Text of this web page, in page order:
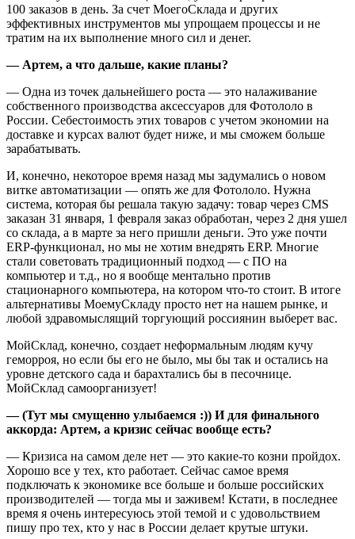
100 заказов в день. За счет МоегоСклада и других
эффективных инструментов мы упрощаем процессы и не
тратим на их выполнение много сил и денег.
— Артем, а что дальше, какие планы?
— Одна из точек дальнейшего роста — это налаживание
собственного производства аксессуаров для Фотололо в
России. Себестоимость этих товаров с учетом экономии на
доставке и курсах валют будет ниже, и мы сможем больше
зарабатывать.
И, конечно, некоторое время назад мы задумались о новом
витке автоматизации — опять же для Фотололо. Нужна
система, которая бы решала такую задачу: товар через CMS
заказан 31 января, 1 февраля заказ обработан, через 2 дня ушел
со склада, а в марте за него пришли деньги. Это уже почти
ERP-функционал, но мы не хотим внедрять ERP. Многие
стали советовать традиционный подход — с ПО на
компьютер и т.д., но я вообще ментально против
стационарного компьютера, на котором что-то стоит. В итоге
альтернативы МоемуСкладу просто нет на нашем рынке, и
любой здравомыслящий торгующий россиянин выберет вас.
МойСклад, конечно, создает неформальным людям кучу
геморроя, но если бы его не было, мы бы так и остались на
уровне детского сада и барахтались бы в песочнице.
МойСклад самоорганизует!
— (Тут мы смущенно улыбаемся :)) И для финального
аккорда: Артем, а кризис сейчас вообще есть?
— Кризиса на самом деле нет — это какие-то козни пройдох.
Хорошо все у тех, кто работает. Сейчас самое время
подключать к экономике все больше и больше российских
производителей — тогда мы и заживем! Кстати, в последнее
время я очень интересуюсь этой темой и с удовольствием
пишу про тех, кто у нас в России делает крутые штуки.